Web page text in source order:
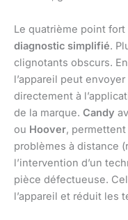
Le quatrième point fort
diagnostic simplifié.
clignotants obscurs.
l’appareil peut
directement à
de la marque. Candy
ou Hoover,
problèmes à distance
l’intervention d’un
pièce défectueuse.
l’appareil et réduit les